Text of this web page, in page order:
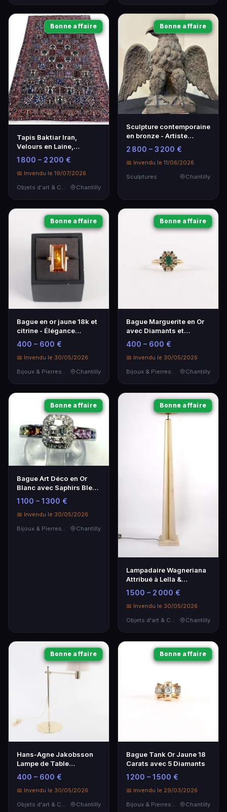
Bonne affaire
Tapis Baktiar Iran,
Velours en Laine,
515x320cm, Milieu XXe
1 800 – 2 200 €
📅 Invendu le 19/07/2026
Objets d'art & Curiosités
Chantilly
Bonne affaire
Sculpture contemporaine
en bronze - Artiste
reconnu - Époque
moderne
2 800 – 3 200 €
📅 Invendu le 11/06/2026
Sculptures
Chantilly
Bonne affaire
Bague en or jaune 18k et
citrine - Élégance
intemporelle
400 – 600 €
📅 Invendu le 30/05/2026
Bijoux & Pierres Précieuses
Chantilly
Bonne affaire
Bague Marguerite en Or
avec Diamants et
Émeraudes
400 – 600 €
📅 Invendu le 30/05/2026
Bijoux & Pierres Précieuses
Chantilly
Bonne affaire
Bague Art Déco en Or
Blanc avec Saphirs Bleus
et Roses
1 100 – 1 300 €
📅 Invendu le 30/05/2026
Bijoux & Pierres Précieuses
Chantilly
Bonne affaire
Lampadaire Wagneriana
Attribué à Lella &
Massimo Vignelli -
Design Iconique
1 500 – 2 000 €
📅 Invendu le 30/05/2026
Objets d'art & Curiosités
Chantilly
Bonne affaire
Hans-Agne Jakobsson
Lampe de Table
Modulable B231
400 – 600 €
📅 Invendu le 30/05/2026
Objets d'art & Curiosités
Chantilly
Bonne affaire
Bague Tank Or Jaune 18
Carats avec 5 Diamants
1 200 – 1 500 €
📅 Invendu le 29/03/2026
Bijoux & Pierres Précieuses
Chantilly